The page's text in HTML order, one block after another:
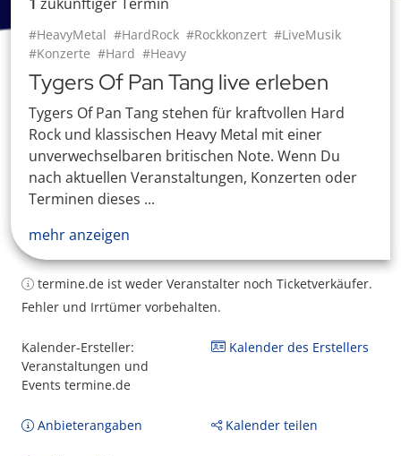
#HeavyMetal #HardRock #Rockkonzert #LiveMusik
#Konzerte #Hard #Heavy
Tygers Of Pan Tang live erleben
Tygers Of Pan Tang stehen für kraftvollen Hard
Rock und klassischen Heavy Metal mit einer
unverwechselbaren britischen Note. Wenn Du
nach aktuellen Veranstaltungen, Konzerten oder
Terminen dieses ...
mehr anzeigen
termine.de ist weder Veranstalter noch Ticketverkäufer.
Fehler und Irrtümer vorbehalten.
Kalender-Ersteller:
Veranstaltungen und
Events termine.de
Kalender des Erstellers
Anbieterangaben Kalender teilen